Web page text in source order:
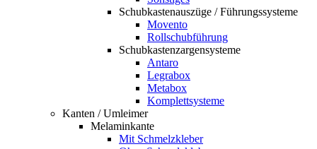
Schubkastenauszüge / Führungssysteme
Movento
Rollschubführung
Schubkastenzargensysteme
Antaro
Legrabox
Metabox
Komplettsysteme
Kanten / Umleimer
Melaminkante
Mit Schmelzkleber